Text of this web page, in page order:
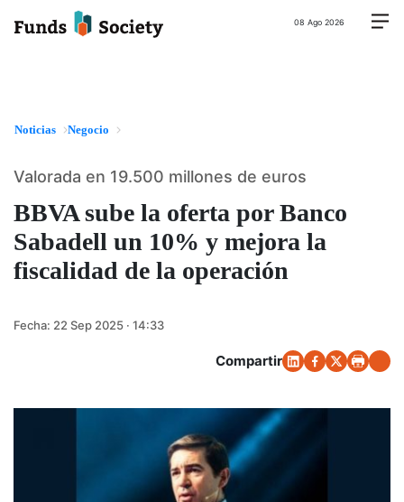
08 Ago 2026
Noticias Negocio
BBVA sube la oferta por Banco
Sabadell un 10% y mejora la
fiscalidad de la operación
Valorada en 19.500 millones de euros
Fecha: 22 Sep 2025 · 14:33
Compartir